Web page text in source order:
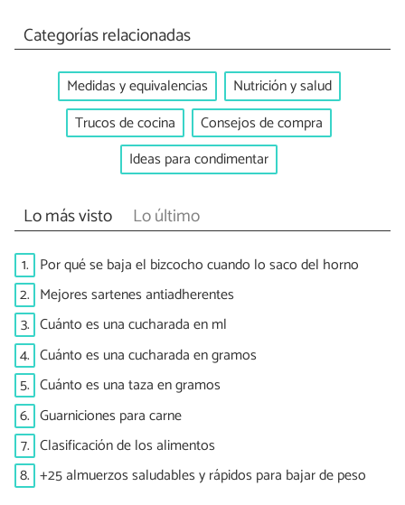
Categorías relacionadas
Medidas y equivalencias
Nutrición y salud
Trucos de cocina
Consejos de compra
Ideas para condimentar
Lo más visto Lo último
1. Por qué se baja el bizcocho cuando lo saco del horno
2. Mejores sartenes antiadherentes
3. Cuánto es una cucharada en ml
4. Cuánto es una cucharada en gramos
5. Cuánto es una taza en gramos
6. Guarniciones para carne
7. Clasificación de los alimentos
8. +25 almuerzos saludables y rápidos para bajar de peso